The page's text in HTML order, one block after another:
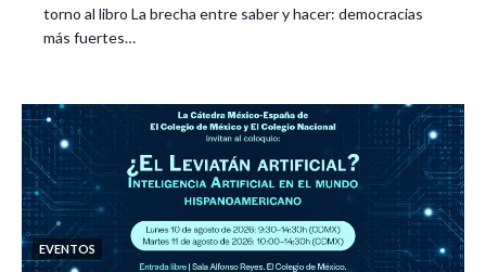
torno al libro La brecha entre saber y hacer: democracias
más fuertes…
EVENTOS